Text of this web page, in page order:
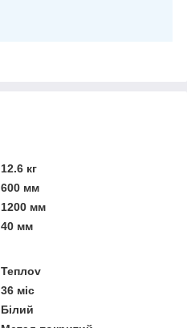
12.6 кг
600 мм
1200 мм
40 мм
Теплоv
36 міс
Білий